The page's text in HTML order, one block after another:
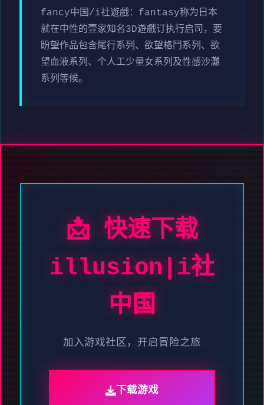
fancy中国/i社遊戲：fantasy称为日本
就在中性的壹家知名3D遊戲订执行启司，要
盼望作品包含尾行系列、欲望格鬥系列、欲
望血液系列、个人工少量女系列及性感沙灘
系列等候。
📩 快速下载
illusion|i社
中国
加入游戏社区，开启冒险之旅
下载游戏